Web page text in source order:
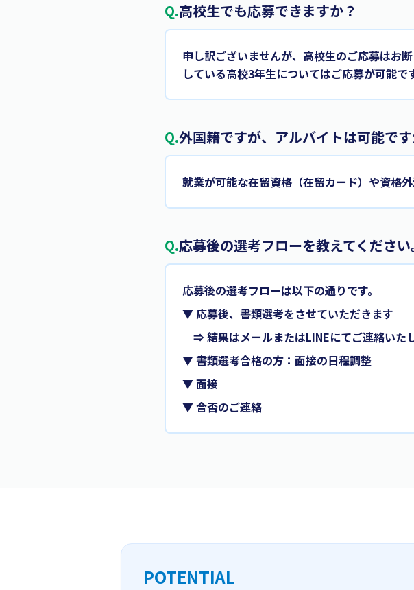
Q.高校生でも応募できますか？
申し訳ございませんが、高校生のご応募はお
している高校3年生についてはご応募が可能
Q.外国籍ですが、アルバイトは可能です
就業が可能な在留資格（在留カード）や資格
Q.応募後の選考フローを教えてください
応募後の選考フローは以下の通りです。
▼ 応募後、書類選考をさせていただきます
⇒ 結果はメールまたはLINEにてご連絡いた
▼ 書類選考合格の方：面接の日程調整
▼ 面接
▼ 合否のご連絡
POTENTIAL